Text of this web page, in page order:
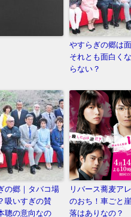
やすらぎの郷は
それとも面白く
らない？
の郷｜タバコ場
吸いすぎの賛
聰の意向なの
リバース蕎麦ア
のおち！車ごと
落はありなの？